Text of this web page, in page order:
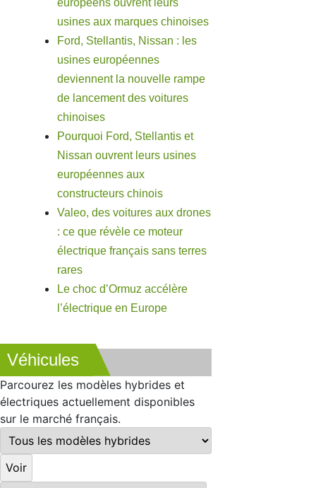
usines aux marques chinoises
Ford, Stellantis, Nissan : les
usines européennes
deviennent la nouvelle rampe
de lancement des voitures
chinoises
Pourquoi Ford, Stellantis et
Nissan ouvrent leurs usines
européennes aux
constructeurs chinois
Valeo, des voitures aux drones
: ce que révèle ce moteur
électrique français sans terres
rares
Le choc d’Ormuz accélère
l’électrique en Europe
Véhicules
Parcourez les modèles hybrides et
électriques actuellement disponibles
sur le marché français.